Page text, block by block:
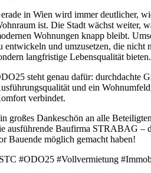
in Wien wird immer deutlicher,
ist. Die Stadt wächst weiter,
Wohnungen knapp bleibt.
entwickeln und umzusetzen, die nicht
langfristige Lebensqualität bieten.
steht genau dafür: durchdachte
und ein
verbindet.
großes Dankeschön an alle
ausführende Baufirma STRABAG –
Bauende möglich gemacht haben!
#ODO25 #Vollvermietung